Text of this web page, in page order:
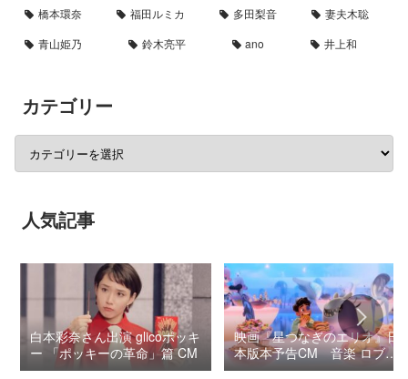
橋本環奈
福田ルミカ 多田梨音
妻夫木聡
青山姫乃
鈴木亮平 ano 井上和
カテゴリー
人気記事
白本彩奈さん出演 glicoポッキ
ー 「ポッキーの革命」篇 CM
映画『星つなぎのエリオ』日
本版本予告CM 音楽 ロブ・
シモンセン /